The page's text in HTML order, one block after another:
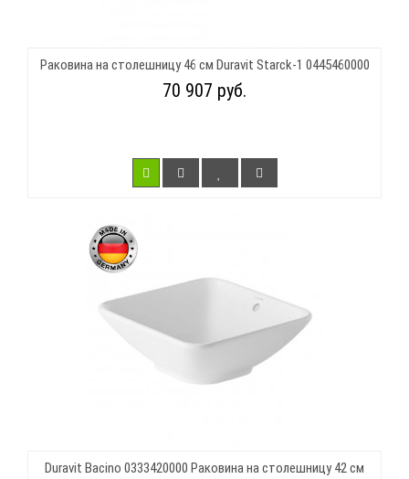
Раковина на столешницу 46 см Duravit Starck-1 0445460000
70 907 руб.
Duravit Bacino 0333420000 Раковина на столешницу 42 см